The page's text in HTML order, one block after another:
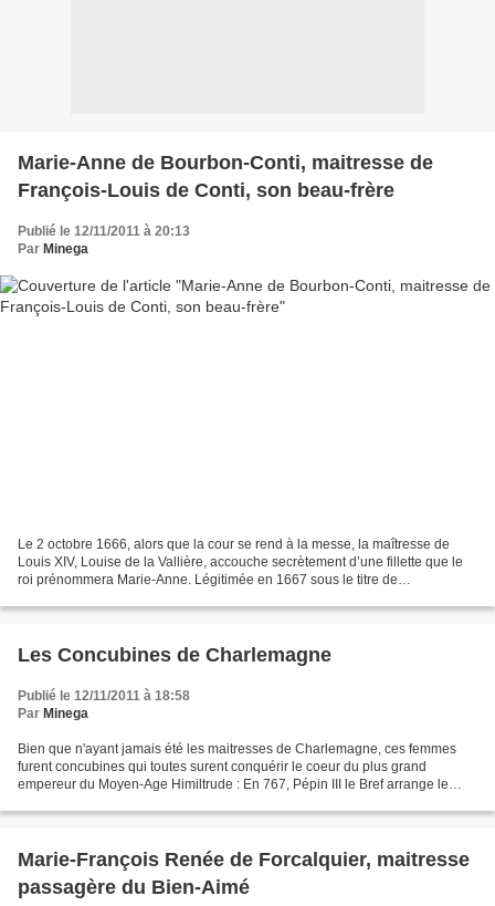
Marie-Anne de Bourbon-Conti, maitresse de
François-Louis de Conti, son beau-frère
Publié le 12/11/2011 à 20:13
Par Minega
Le 2 octobre 1666, alors que la cour se rend à la messe, la maîtresse de
Louis XIV, Louise de la Vallière, accouche secrètement d’une fillette que le
roi prénommera Marie-Anne. Légitimée en 1667 sous le titre de
Les Concubines de Charlemagne
Publié le 12/11/2011 à 18:58
Par Minega
Bien que n'ayant jamais été les maitresses de Charlemagne, ces femmes
furent concubines qui toutes surent conquérir le coeur du plus grand
empereur du Moyen-Age Himiltrude : En 767, Pépin III le Bref arrange le
Marie-François Renée de Forcalquier, maitresse
passagère du Bien-Aimé